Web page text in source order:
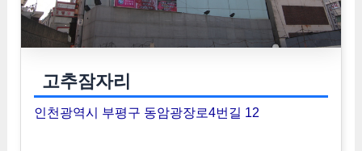
고추잠자리
인천광역시 부평구 동암광장로4번길 12